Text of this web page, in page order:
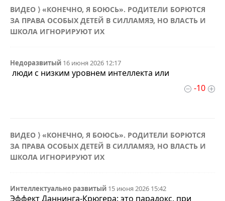
ВИДЕО ⟩ «КОНЕЧНО, Я БОЮСЬ». РОДИТЕЛИ БОРЮТСЯ
ЗА ПРАВА ОСОБЫХ ДЕТЕЙ В СИЛЛАМЯЭ, НО ВЛАСТЬ И
ШКОЛА ИГНОРИРУЮТ ИХ
Недоразвитый 16 июня 2026 12:17
люди с низким уровнем интеллекта или
-10
ВИДЕО ⟩ «КОНЕЧНО, Я БОЮСЬ». РОДИТЕЛИ БОРЮТСЯ
ЗА ПРАВА ОСОБЫХ ДЕТЕЙ В СИЛЛАМЯЭ, НО ВЛАСТЬ И
ШКОЛА ИГНОРИРУЮТ ИХ
Интеллектуально развитый 15 июня 2026 15:42
Эффект Даннинга-Крюгера: это парадокс, при